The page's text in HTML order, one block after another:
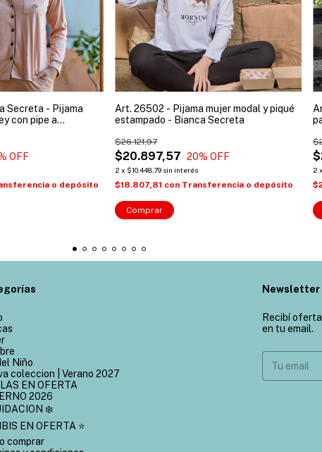
Secreta - Pijama
con pipe a
OFF
o depósito
Art. 26502 - Pijama mujer modal y piqué
estampado - Bianca Secreta
$20.897,57
$26.121,97
20% OFF
2 x $10.448,79 sin interés
$18.807,81 con Transferencia o depósito
Comprar
2 x
Niño
coleccion | Verano 2027
EN OFERTA
2026
❄️
EN OFERTA ⭐
comprar
Newsletter
Recibí
en tu email.